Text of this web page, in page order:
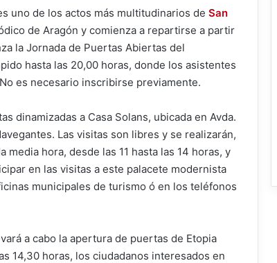
uno de los actos más multitudinarios de San
de Aragón y comienza a repartirse a partir
la Jornada de Puertas Abiertas del
hasta las 20,00 horas, donde los asistentes
es necesario inscribirse previamente.
dinamizadas a Casa Solans, ubicada en Avda.
Las visitas son libres y se realizarán,
hora, desde las 11 hasta las 14 horas, y
en las visitas a este palacete modernista
municipales de turismo ó en los teléfonos
a cabo la apertura de puertas de Etopia
14,30 horas, los ciudadanos interesados en